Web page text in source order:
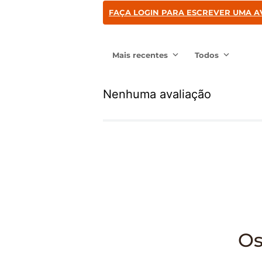
FAÇA LOGIN PARA ESCREVER UMA
Mais recentes Todos
Nenhuma avaliação